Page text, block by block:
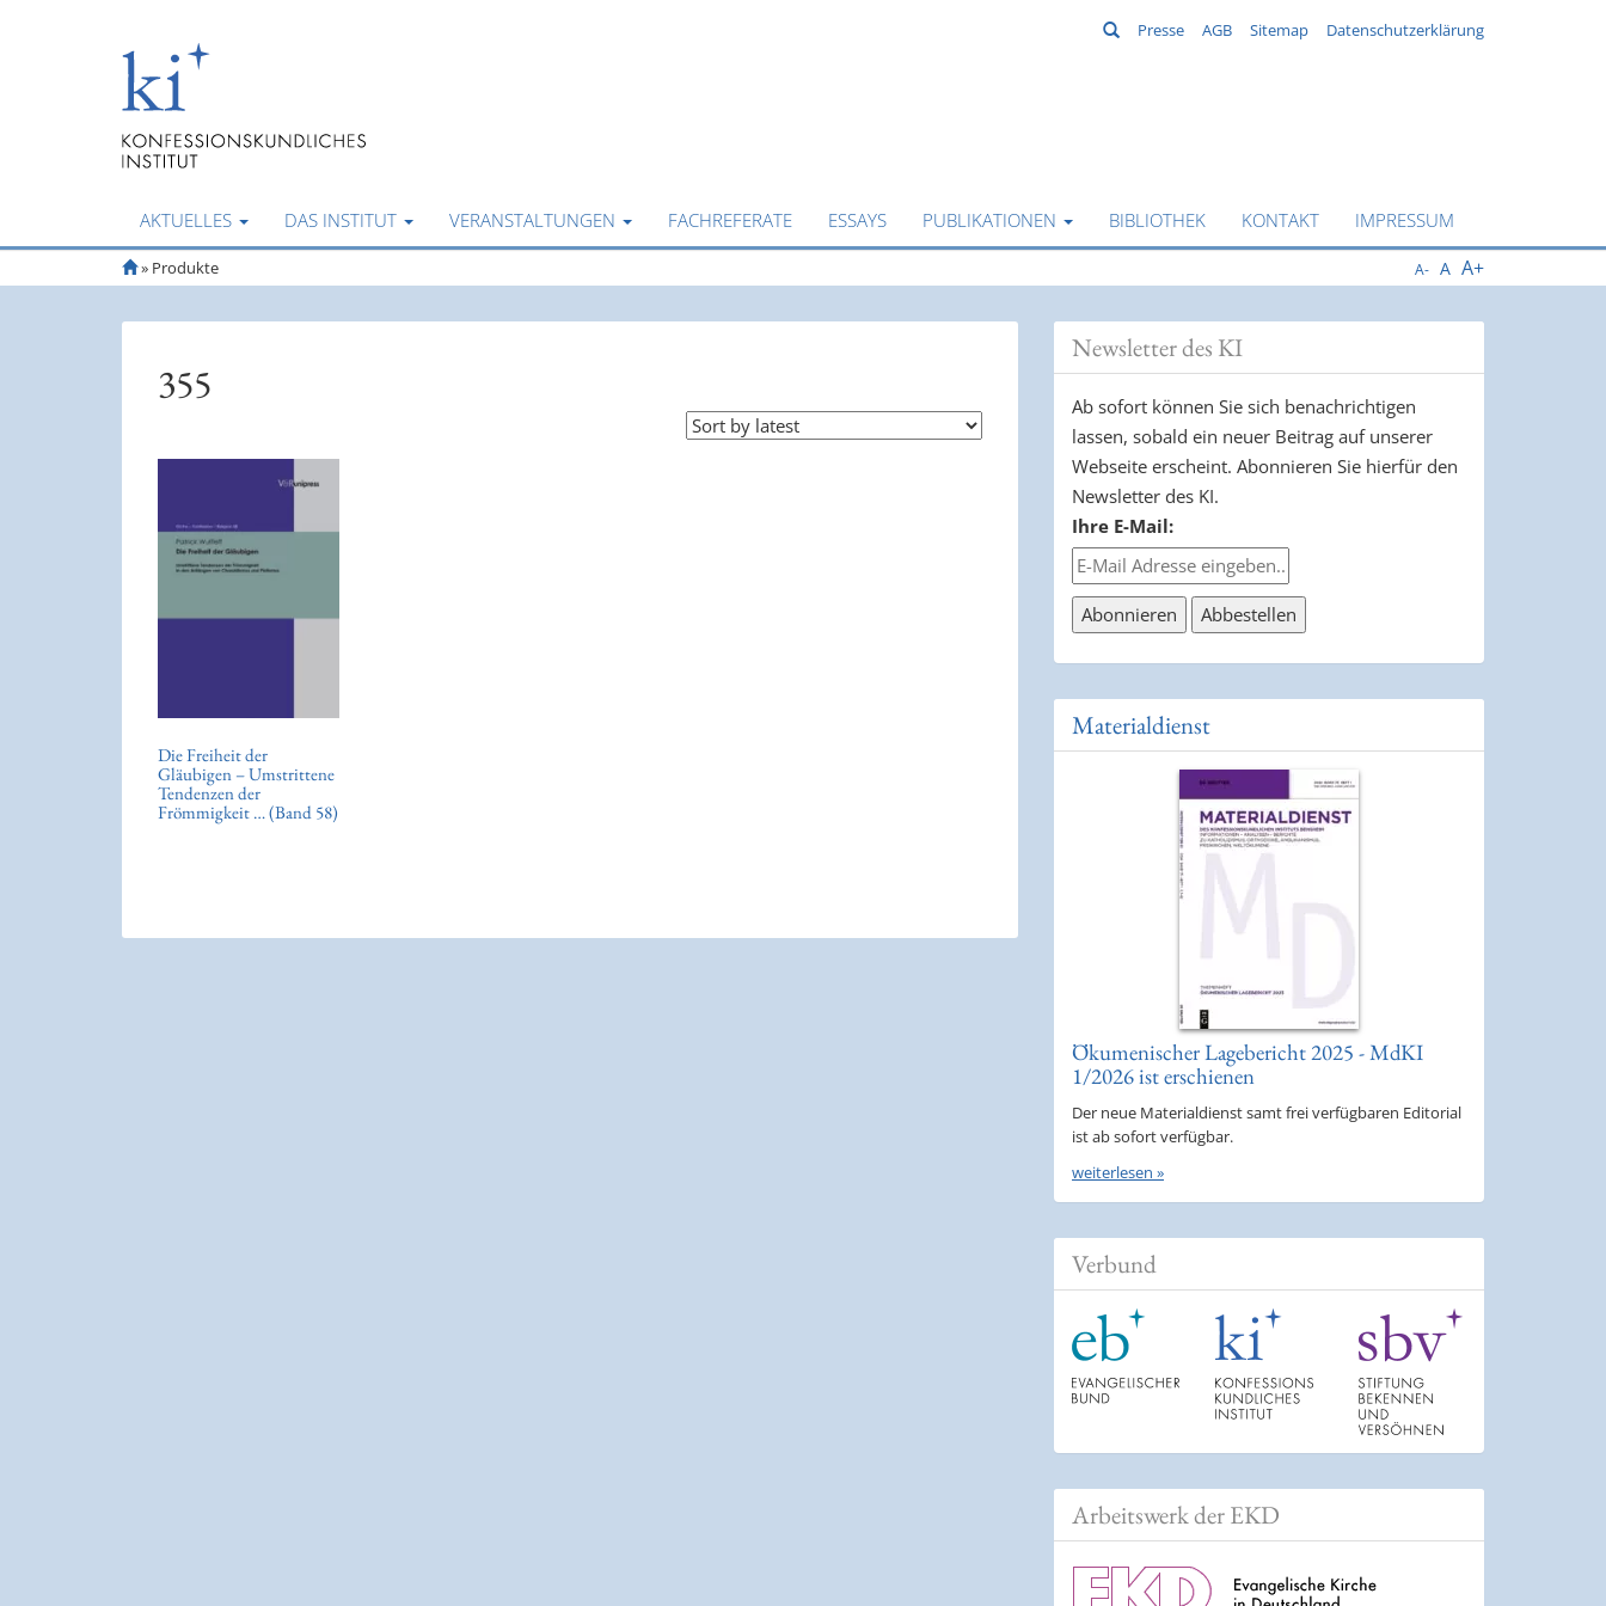
Suchen
Presse AGB Sitemap Datenschutzerklärung
AKTUELLES DAS INSTITUT VERANSTALTUNGEN FACHREFERATE ESSAYS PUBLIKATIONEN BIBLIOTHEK KONTAKT IMPRESSUM
S
t
» Produkte A- A A+
355
Die Freiheit der
Gläubigen – Umstrittene
Tendenzen der
Frömmigkeit … (Band 58)
Newsletter des KI
Ab sofort können Sie sich benachrichtigen
lassen, sobald ein neuer Beitrag auf unserer
Webseite erscheint. Abonnieren Sie hierfür den
Newsletter des KI.
Ihre E-Mail:
Materialdienst
Ökumenischer Lagebericht 2025 - MdKI
1/2026 ist erschienen
Der neue Materialdienst samt frei verfügbaren Editorial
ist ab sofort verfügbar.
weiterlesen »
Verbund
Arbeitswerk der EKD